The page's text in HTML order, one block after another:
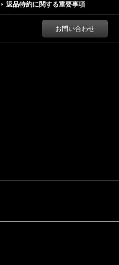
返品特約に関する重要事項
お問い合わせ